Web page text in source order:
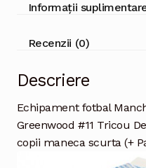
Informații
Recenzii (0)
Descriere
Echipament fotbal
Greenwood #11 Tricou
copii maneca scurta (+